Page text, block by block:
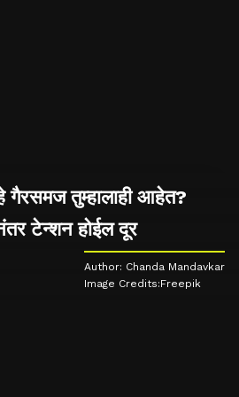
गैरसमज तुम्हालाही आहेत?
टेन्शन होईल दूर
Author: Chanda Mandavkar
Image Credits:Freepik